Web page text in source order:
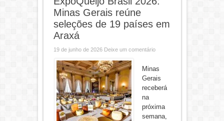
Minas Gerais reúne
seleções de 19 países em
Araxá
19 de junho de 2026 Deixe um comentário
Minas
Gerais
receberá
na
próxima
semana,